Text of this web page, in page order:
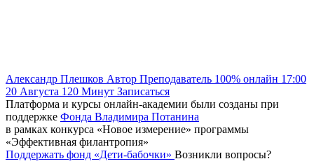
Александр Плешков Автор Преподаватель 100% онлайн 17:00
20 Августа 120 Минут Записаться
Платформа и курсы онлайн-академии были созданы при
поддержке Фонда Владимира Потанина
в рамках конкурса «Новое измерение» программы
«Эффективная филантропия»
Поддержать фонд «Дети-бабочки» Возникли вопросы?